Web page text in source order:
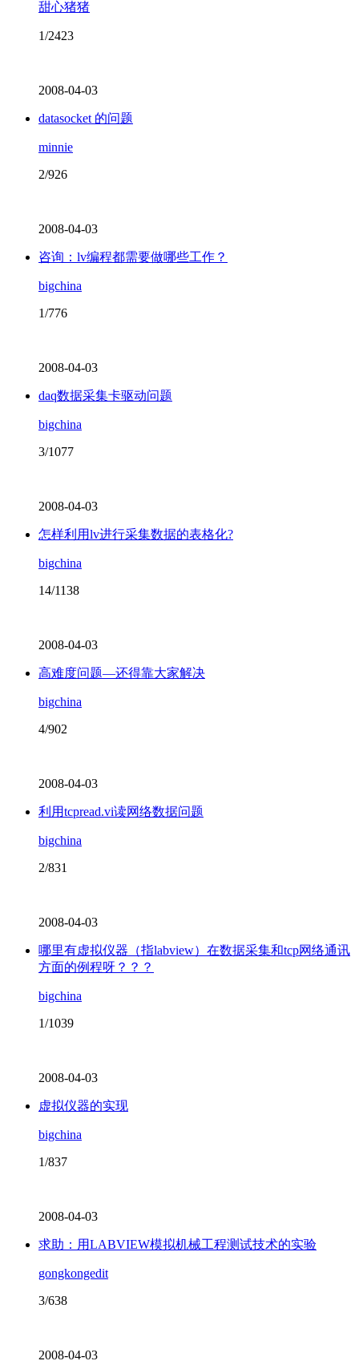
甜心猪猪
1/2423
2008-04-03
datasocket 的问题
minnie
2/926
2008-04-03
咨询：lv编程都需要做哪些工作？
bigchina
1/776
2008-04-03
daq数据采集卡驱动问题
bigchina
3/1077
2008-04-03
怎样利用lv进行采集数据的表格化?
bigchina
14/1138
2008-04-03
高难度问题—还得靠大家解决
bigchina
4/902
2008-04-03
利用tcpread.vi读网络数据问题
bigchina
2/831
2008-04-03
哪里有虚拟仪器（指labview）在数据采集和tcp网络通讯
方面的例程呀？？？
bigchina
1/1039
2008-04-03
虚拟仪器的实现
bigchina
1/837
2008-04-03
求助：用LABVIEW模拟机械工程测试技术的实验
gongkongedit
3/638
2008-04-03